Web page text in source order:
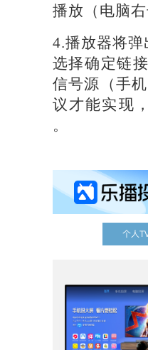
播放（电脑
4.播放器将
选择确定链
信号源（手
议才能实现
。
个人